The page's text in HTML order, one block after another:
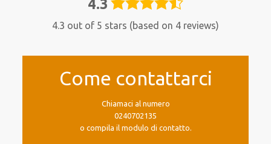
4.3
4.3 out of 5 stars (based on 4 reviews)
Come contattarci
Chiamaci al numero
0240702135
o compila il modulo di contatto.